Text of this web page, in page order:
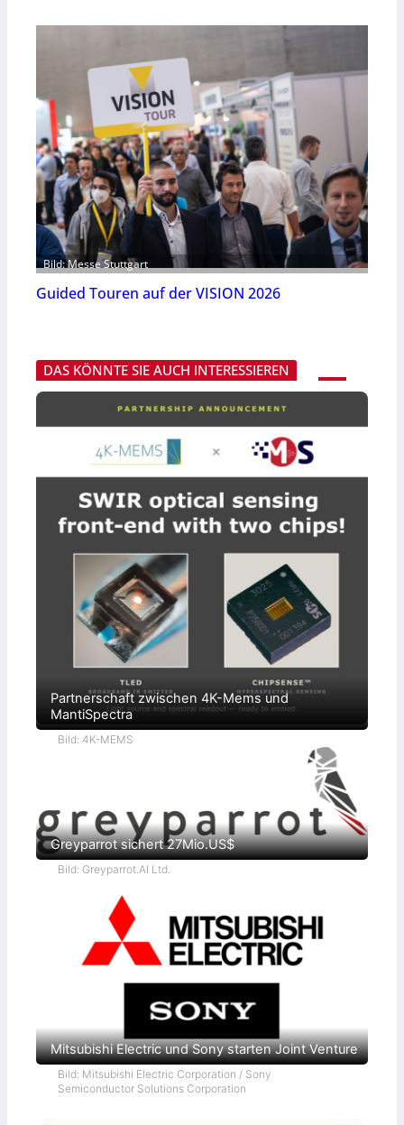
Bild: Messe Stuttgart
Guided Touren auf der VISION 2026
DAS KÖNNTE SIE AUCH INTERESSIEREN
Partnerschaft zwischen 4K-Mems und
MantiSpectra
Bild: 4K-MEMS
Greyparrot sichert 27Mio.US$
Bild: Greyparrot.AI Ltd.
Mitsubishi Electric und Sony starten Joint Venture
Bild: Mitsubishi Electric Corporation / Sony
Semiconductor Solutions Corporation